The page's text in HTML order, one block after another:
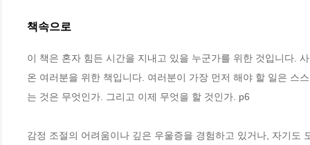
책속으로
이 책은 혼자 힘든 시간을 지내고 있을 누군가를 위한 것입니다.
온 여러분을 위한 책입니다. 여러분이 가장 먼저 해야 할 일은 스
는 것은 무엇인가. 그리고 이제 무엇을 할 것인가. p6
감정 조절의 어려움이나 깊은 우울증을 경험하고 있거나, 자기도